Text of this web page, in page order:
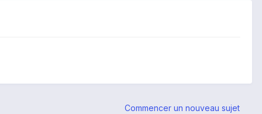
Commencer un nouveau sujet